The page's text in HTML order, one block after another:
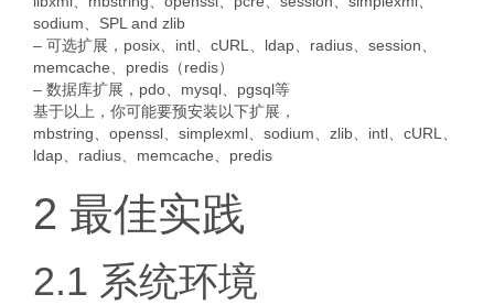
sodium、SPL and zlib
– 可选扩展，posix、intl、cURL、ldap、radius、session、
memcache、predis（redis）
– 数据库扩展，pdo、mysql、pgsql等
基于以上，你可能要预安装以下扩展，
mbstring、openssl、simplexml、sodium、zlib、intl、cURL、
ldap、radius、memcache、predis
2 最佳实践
2.1 系统环境